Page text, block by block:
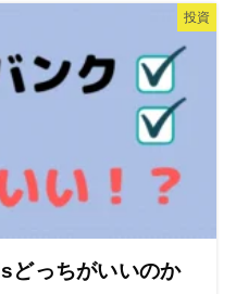
投資
どっちがいいのか